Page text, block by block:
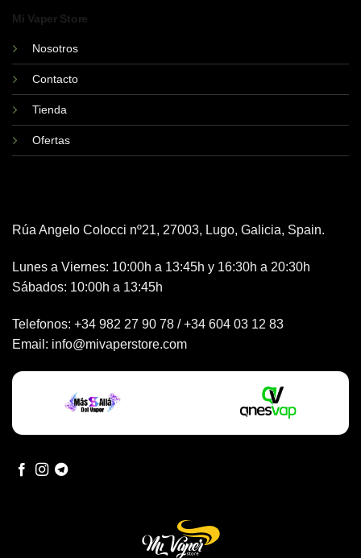
Mi Vaper Store
Nosotros
Contacto
Tienda
Ofertas
Rúa Angelo Colocci nº21, 27003, Lugo, Galicia, Spain.
Lunes a Viernes: 10:00h a 13:45h y 16:30h a 20:30h
Sábados: 10:00h a 13:45h
Telefonos: +34 982 27 90 78 /+34 604 03 12 83
Email: info@mivaperstore.com